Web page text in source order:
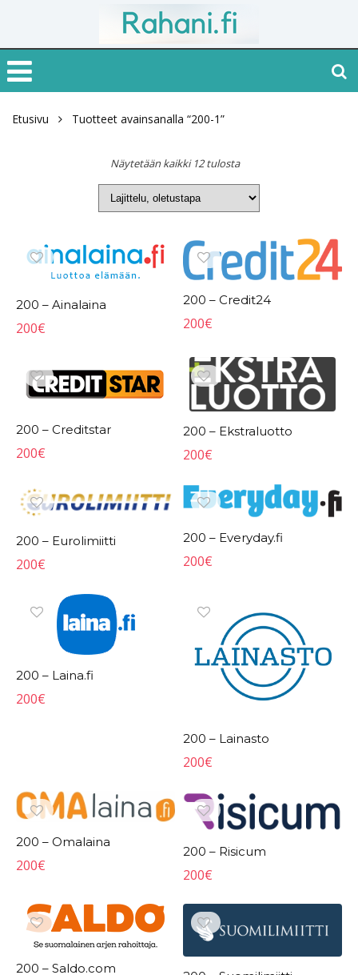
Etusivu Tuotteet avainsanalla “200-1”
Näytetään kaikki 12 tulosta
200 – Ainalaina
200€
200 – Credit24
200€
200 – Creditstar
200€
200 – Ekstraluotto
200€
200 – Eurolimiitti
200€
200 – Everyday.fi
200€
200 – Laina.fi
200€
200 – Lainasto
200€
200 – Omalaina
200€
200 – Risicum
200€
200 – Saldo.com